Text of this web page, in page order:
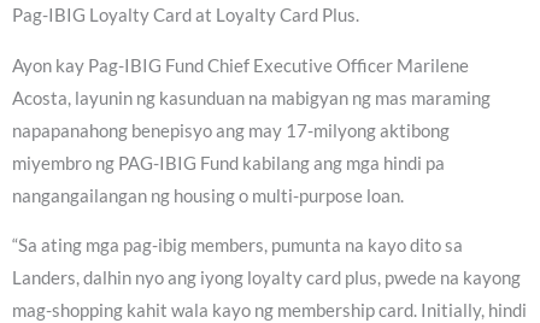
Pag-IBIG Loyalty Card at Loyalty Card Plus.
Ayon kay Pag-IBIG Fund Chief Executive Officer Marilene
Acosta, layunin ng kasunduan na mabigyan ng mas maraming
napapanahong benepisyo ang may 17-milyong aktibong
miyembro ng PAG-IBIG Fund kabilang ang mga hindi pa
nangangailangan ng housing o multi-purpose loan.
“Sa ating mga pag-ibig members, pumunta na kayo dito sa
Landers, dalhin nyo ang iyong loyalty card plus, pwede na kayong
mag-shopping kahit wala kayo ng membership card. Initially, hindi